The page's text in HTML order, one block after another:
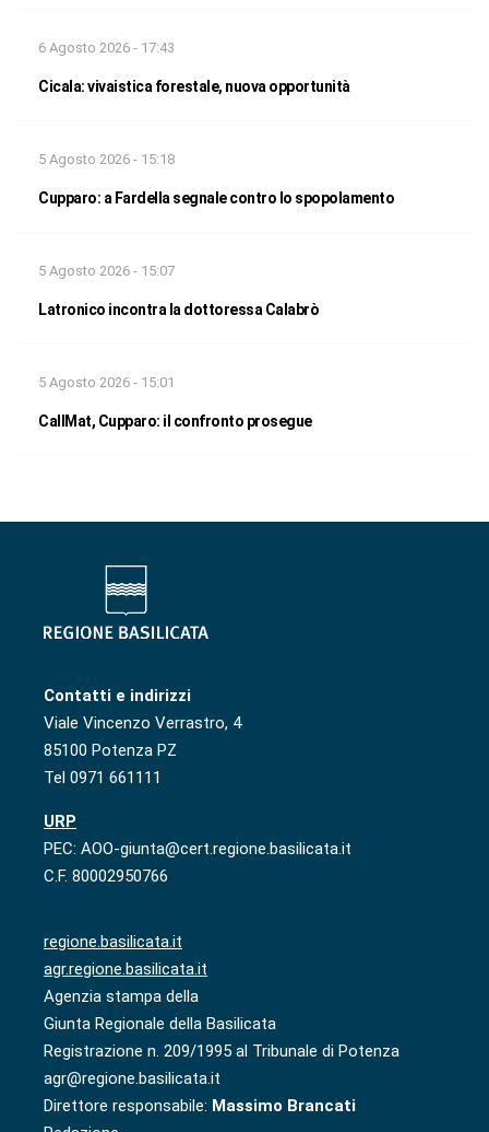
6 Agosto 2026 - 17:43
Cicala: vivaistica forestale, nuova opportunità
5 Agosto 2026 - 15:18
Cupparo: a Fardella segnale contro lo spopolamento
5 Agosto 2026 - 15:07
Latronico incontra la dottoressa Calabrò
5 Agosto 2026 - 15:01
CallMat, Cupparo: il confronto prosegue
Contatti e indirizzi
Viale Vincenzo Verrastro, 4
85100 Potenza PZ
Tel 0971 661111
URP
PEC: AOO-giunta@cert.regione.basilicata.it
C.F. 80002950766
regione.basilicata.it
agr.regione.basilicata.it
Agenzia stampa della
Giunta Regionale della Basilicata
Registrazione n. 209/1995 al Tribunale di Potenza
agr@regione.basilicata.it
Direttore responsabile: Massimo Brancati